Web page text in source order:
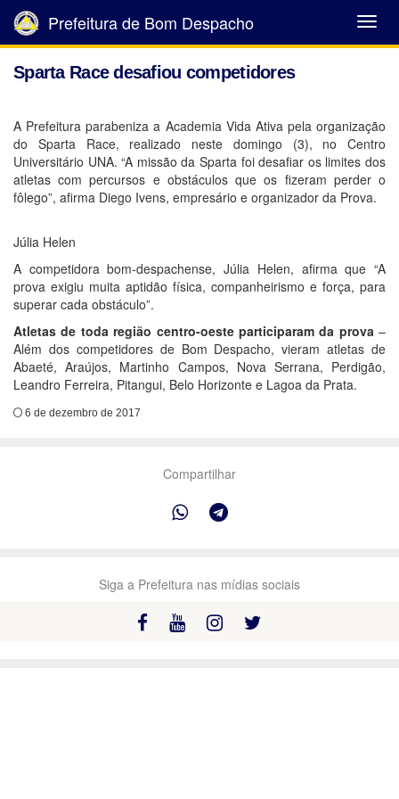
Abrir
Menu
Prefeitura de Bom Despacho
Sparta Race desafiou competidores
A Prefeitura parabeniza a Academia Vida Ativa pela organização
do Sparta Race, realizado neste domingo (3), no Centro
Universitário UNA. “A missão da Sparta foi desafiar os limites dos
atletas com percursos e obstáculos que os fizeram perder o
fôlego”, afirma Diego Ivens, empresário e organizador da Prova.
Júlia Helen
A competidora bom-despachense, Júlia Helen, afirma que “A
prova exigiu muita aptidão física, companheirismo e força, para
superar cada obstáculo”.
Atletas de toda região centro-oeste participaram da prova–
Além dos competidores de Bom Despacho, vieram atletas de
Abaeté, Araújos, Martinho Campos, Nova Serrana, Perdigão,
Leandro Ferreira, Pitangui, Belo Horizonte e Lagoa da Prata.
6 de dezembro de 2017
Compartilhar
Siga a Prefeitura nas mídias sociais